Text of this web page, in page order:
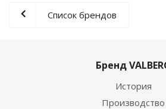
Список брендов
Бренд
История
Производство